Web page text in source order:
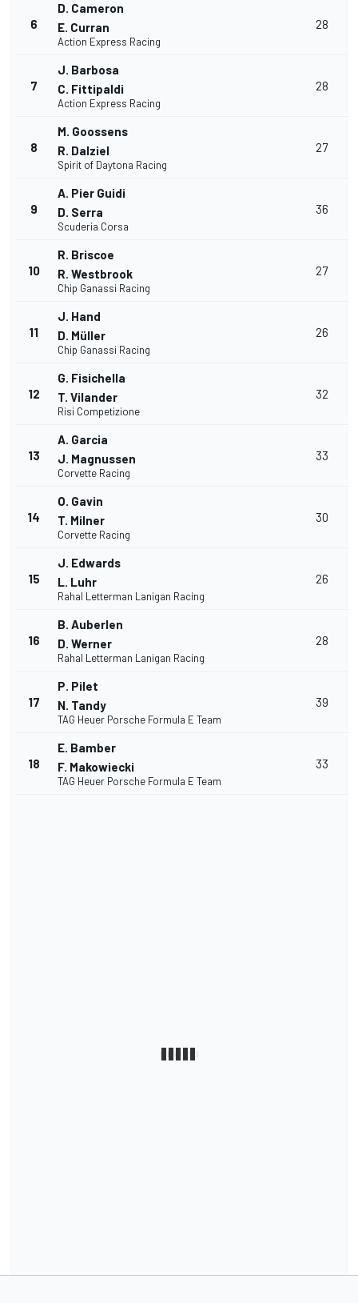
6
D. Cameron
E. Curran
Action Express Racing
28
7
J. Barbosa
C. Fittipaldi
Action Express Racing
28
8
M. Goossens
R. Dalziel
Spirit of Daytona Racing
27
9
A. Pier Guidi
D. Serra
Scuderia Corsa
36
10
R. Briscoe
R. Westbrook
Chip Ganassi Racing
27
11
J. Hand
D. Müller
Chip Ganassi Racing
26
12
G. Fisichella
T. Vilander
Risi Competizione
32
13
A. Garcia
J. Magnussen
Corvette Racing
33
14
O. Gavin
T. Milner
Corvette Racing
30
15
J. Edwards
L. Luhr
Rahal Letterman Lanigan Racing
26
16
B. Auberlen
D. Werner
Rahal Letterman Lanigan Racing
28
17
P. Pilet
N. Tandy
TAG Heuer Porsche Formula E Team
39
18
E. Bamber
F. Makowiecki
TAG Heuer Porsche Formula E Team
33